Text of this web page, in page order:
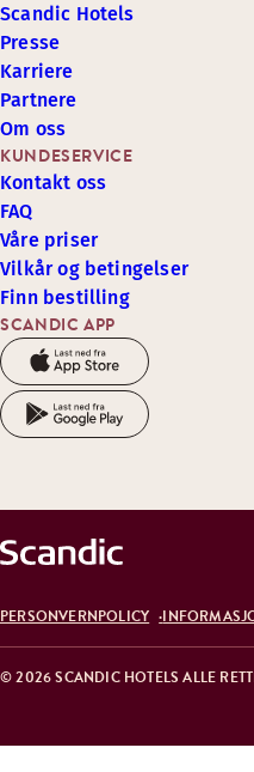
SCANDIC APP
KUNDESERVICE
Kontakt oss
FAQ
Våre priser
Vilkår og betingelser
Finn bestilling
Scandic Hotels
Presse
Karriere
Partnere
Om oss
© 2026 SCANDIC HOTELS ALLE
PERSONVERNPOLICY